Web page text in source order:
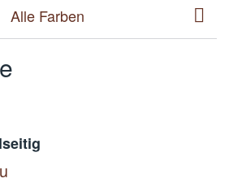
Alle Farben